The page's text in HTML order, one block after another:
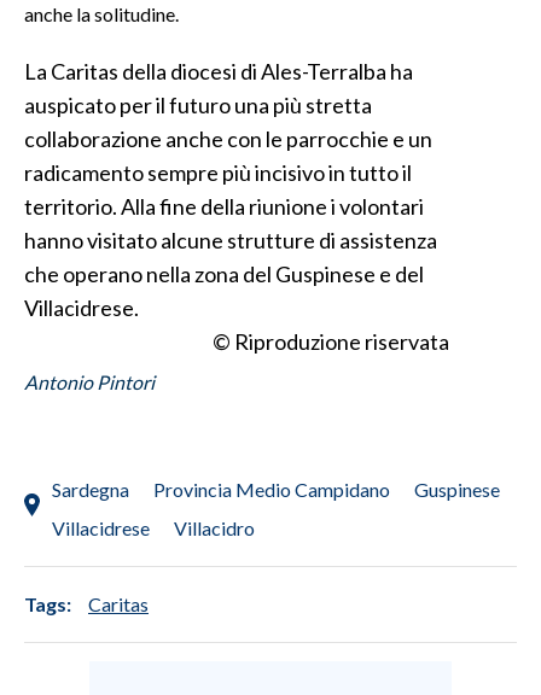
INFO AZIENDE
SPIAGGE
STORE
anche la solitudine.
La Caritas della diocesi di Ales-Terralba ha
auspicato per il futuro una più stretta
collaborazione anche con le parrocchie e un
radicamento sempre più incisivo in tutto il
territorio. Alla fine della riunione i volontari
hanno visitato alcune strutture di assistenza
che operano nella zona del Guspinese e del
Villacidrese.
© Riproduzione riservata
Antonio Pintori
Sardegna Provincia Medio Campidano
Guspinese
Villacidrese
Villacidro
Tags: Caritas